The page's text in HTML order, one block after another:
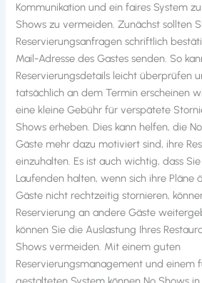
Kommunikation und ein faires System
Shows zu vermeiden. Zunächst sollten
Reservierungsanfragen schriftlich
Mail-Adresse des Gastes senden. So
Reservierungsdetails leicht überprüfen
tatsächlich an dem Termin erscheinen
eine kleine Gebühr für verspätete
Shows erheben. Dies kann helfen, die
Gäste mehr dazu motiviert sind, ihre
einzuhalten. Es ist auch wichtig, dass
Laufenden halten, wenn sich ihre Pläne
Gäste nicht rechtzeitig stornieren,
Reservierung an andere Gäste
können Sie die Auslastung Ihres
Shows vermeiden. Mit einem guten
Reservierungsmanagement und einem